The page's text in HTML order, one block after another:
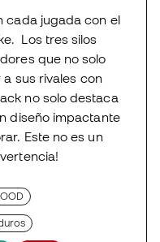
cada jugada con el
Los tres silos
que no solo
sus rivales con
no solo destaca
diseño impactante
Este no es un